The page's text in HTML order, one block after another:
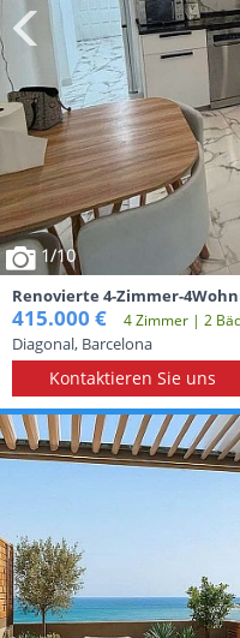
1/10
Renovierte 4-Zimmer-
Metro, Straßenbahn und
415.000 € 4 Zimmer | 2
Diagonal, Barcelona
Kontaktieren Sie uns